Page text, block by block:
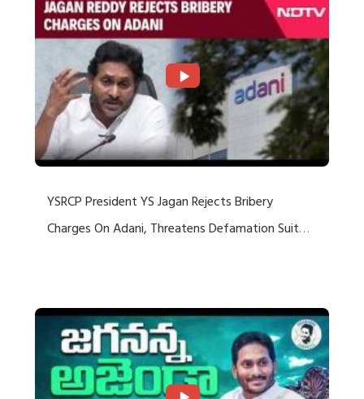
YSRCP President YS Jagan Rejects Bribery
Charges On Adani, Threatens Defamation Suit